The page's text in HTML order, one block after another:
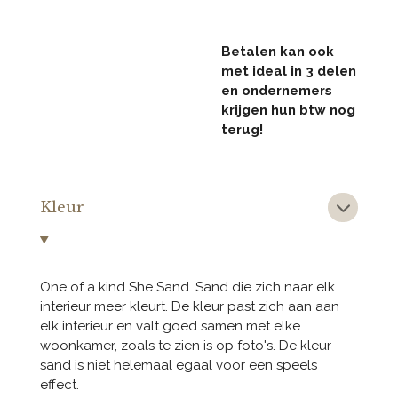
Betalen kan ook
met ideal in 3 delen
en ondernemers
krijgen hun btw nog
terug!
Kleur
One of a kind She Sand. Sand die zich naar elk
interieur meer kleurt. De kleur past zich aan aan
elk interieur en valt goed samen met elke
woonkamer, zoals te zien is op foto's. De kleur
sand is niet helemaal egaal voor een speels
effect.